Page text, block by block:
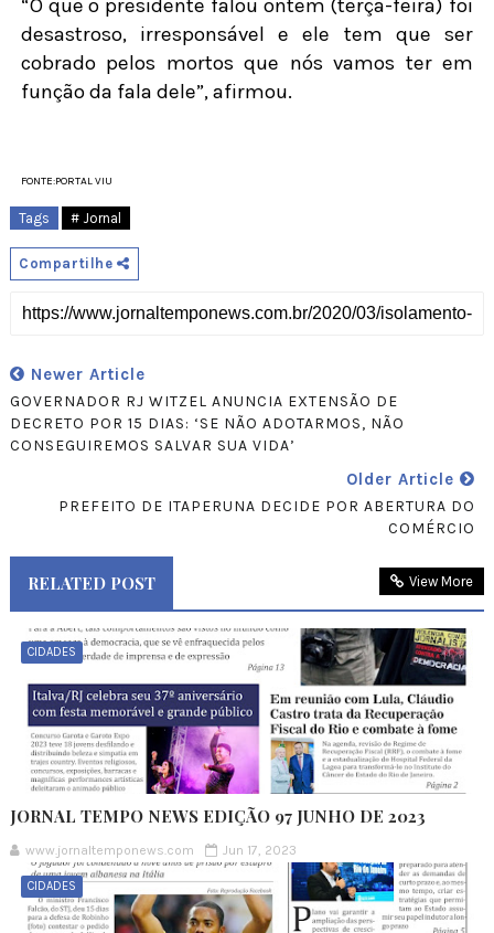
“O que o presidente falou ontem (terça-feira) foi
desastroso, irresponsável e ele tem que ser
cobrado pelos mortos que nós vamos ter em
função da fala dele”, afirmou.
FONTE:PORTAL VIU
Tags # Jornal
Compartilhe
Newer Article
GOVERNADOR RJ WITZEL ANUNCIA EXTENSÃO DE
DECRETO POR 15 DIAS: ‘SE NÃO ADOTARMOS, NÃO
CONSEGUIREMOS SALVAR SUA VIDA’
Older Article
PREFEITO DE ITAPERUNA DECIDE POR ABERTURA DO
COMÉRCIO
RELATED POST View More
CIDADES
JORNAL TEMPO NEWS EDIÇÃO 97 JUNHO DE 2023
www.jornaltemponews.com Jun 17, 2023
CIDADES